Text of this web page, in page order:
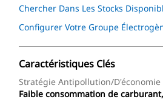
Chercher Dans Les Stocks
Configurer Votre Groupe
Caractéristiques Clés
Stratégie Antipollution/d'économie
Faible consommation de